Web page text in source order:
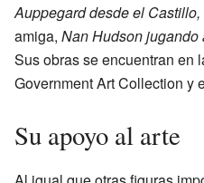
Auppegard desde el
amiga, Nan Hudson
Sus obras se encuentran en
Government Art Collection y
Su apoyo al arte